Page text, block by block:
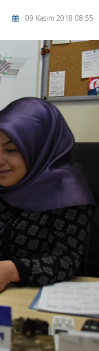
09 Kasım 2018 08:55